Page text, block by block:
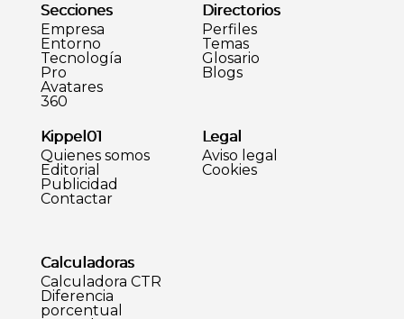
Secciones
Empresa
Entorno
Tecnología
Pro
Avatares
360
Directorios
Perfiles
Temas
Glosario
Blogs
Kippel01
Quienes somos
Editorial
Publicidad
Contactar
Legal
Aviso legal
Cookies
Calculadoras
Calculadora CTR
Diferencia
porcentual